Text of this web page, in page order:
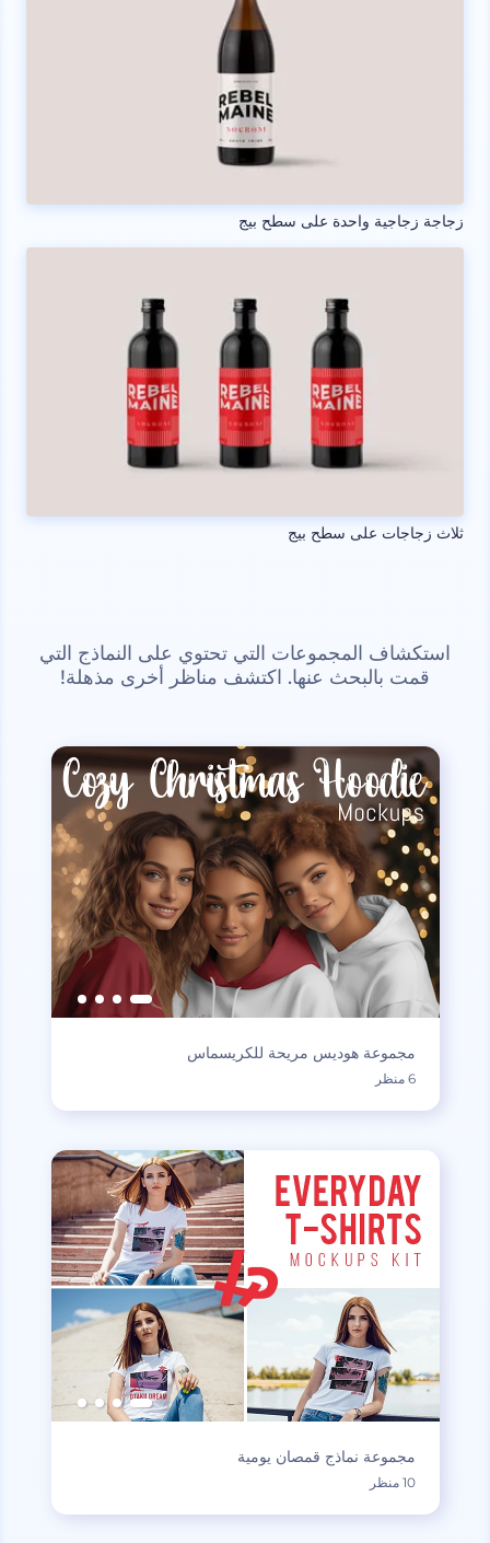
زجاجة زجاجية واحدة على سطح بيج
ثلاث زجاجات على سطح بيج
استكشاف المجموعات التي تحتوي على النماذج التي
قمت بالبحث عنها. اكتشف مناظر أخرى مذهلة!
مجموعة هوديس مريحة للكريسماس
6 منظر
مجموعة نماذج قمصان يومية
10 منظر